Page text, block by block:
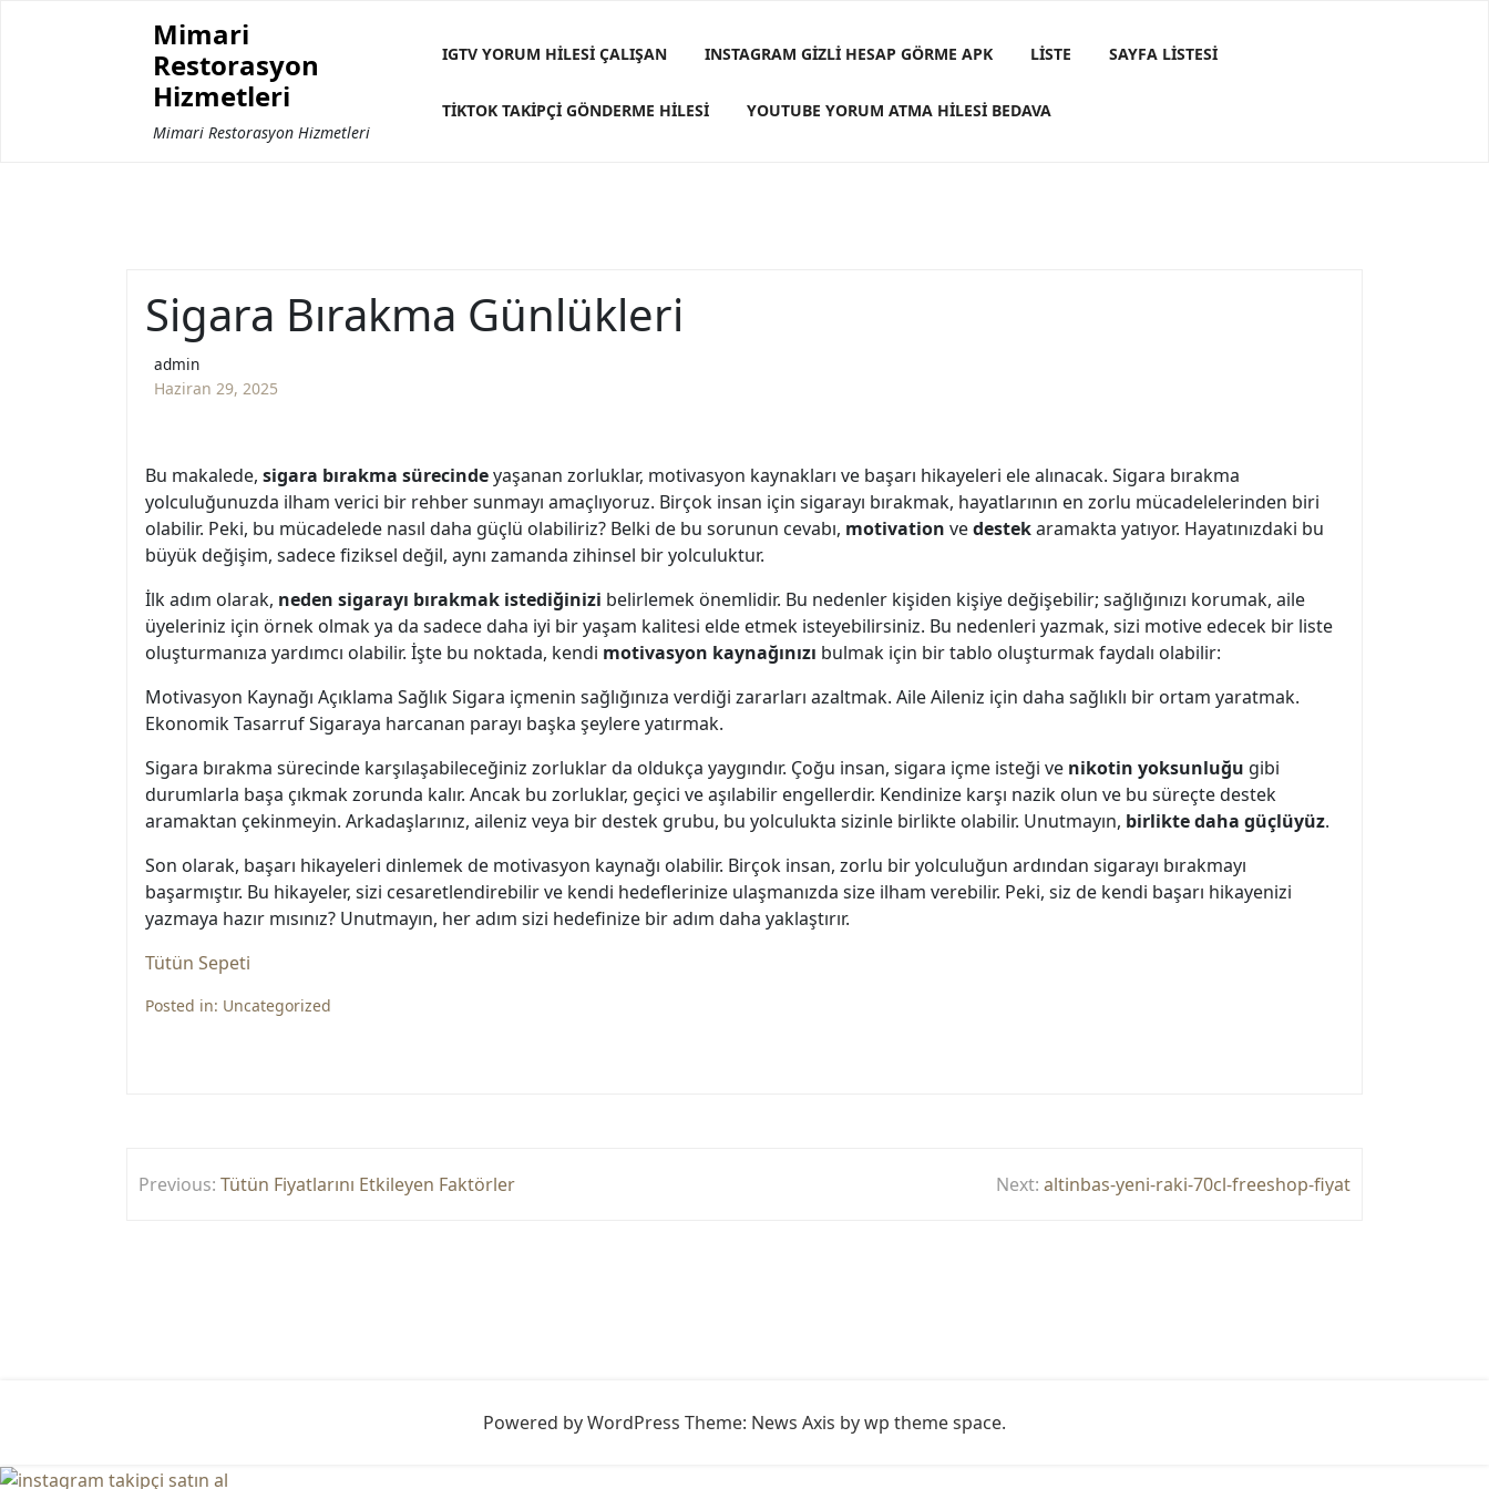
Mimari
Restorasyon
Hizmetleri
Mimari Restorasyon Hizmetleri
IGTV YORUM HILESI ÇALIŞAN INSTAGRAM GIZLI HESAP GÖRME APK LISTE SAYFA LISTESI
TIKTOK TAKIPÇI GÖNDERME HILESI YOUTUBE YORUM ATMA HILESI BEDAVA
Sigara Bırakma Günlükleri
admin
Haziran 29, 2025
Bu makalede, sigara bırakma sürecindeyaşanan zorluklar, motivasyon kaynakları ve başarı hikayeleri ele alınacak. Sigara bırakma
yolculuğunuzda ilham verici bir rehber sunmayı amaçlıyoruz. Birçok insan için sigarayı bırakmak, hayatlarının en zorlu mücadelelerinden biri
olabilir. Peki, bu mücadelede nasıl daha güçlü olabiliriz? Belki de bu sorunun cevabı, motivation vedestekaramakta yatıyor. Hayatınızdaki bu
büyük değişim, sadece fiziksel değil, aynı zamanda zihinsel bir yolculuktur.
İlk adım olarak, neden sigarayı bırakmak istediğinizi belirlemek önemlidir. Bu nedenler kişiden kişiye değişebilir; sağlığınızı korumak, aile
üyeleriniz için örnek olmak ya da sadece daha iyi bir yaşam kalitesi elde etmek isteyebilirsiniz. Bu nedenleri yazmak, sizi motive edecek bir liste
oluşturmanıza yardımcı olabilir. İşte bu noktada, kendi motivasyon kaynağınızı bulmak için bir tablo oluşturmak faydalı olabilir:
Motivasyon Kaynağı Açıklama Sağlık Sigara içmenin sağlığınıza verdiği zararları azaltmak. Aile Aileniz için daha sağlıklı bir ortam yaratmak.
Ekonomik Tasarruf Sigaraya harcanan parayı başka şeylere yatırmak.
Sigara bırakma sürecinde karşılaşabileceğiniz zorluklar da oldukça yaygındır. Çoğu insan, sigara içme isteği ve nikotin yoksunluğu gibi
durumlarla başa çıkmak zorunda kalır. Ancak bu zorluklar, geçici ve aşılabilir engellerdir. Kendinize karşı nazik olun ve bu süreçte destek
aramaktan çekinmeyin. Arkadaşlarınız, aileniz veya bir destek grubu, bu yolculukta sizinle birlikte olabilir. Unutmayın, birlikte daha güçlüyüz.
Son olarak, başarı hikayeleri dinlemek de motivasyon kaynağı olabilir. Birçok insan, zorlu bir yolculuğun ardından sigarayı bırakmayı
başarmıştır. Bu hikayeler, sizi cesaretlendirebilir ve kendi hedeflerinize ulaşmanızda size ilham verebilir. Peki, siz de kendi başarı hikayenizi
yazmaya hazır mısınız? Unutmayın, her adım sizi hedefinize bir adım daha yaklaştırır.
Tütün Sepeti
Posted in: Uncategorized
Yazı
gezinmesi
Previous: Tütün Fiyatlarını Etkileyen Faktörler Next: altinbas-yeni-raki-70cl-freeshop-fiyat
Powered by WordPress Theme: News Axis bywp theme space.